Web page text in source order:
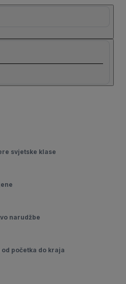
svjetske klase
narudžbe
početka do kraja